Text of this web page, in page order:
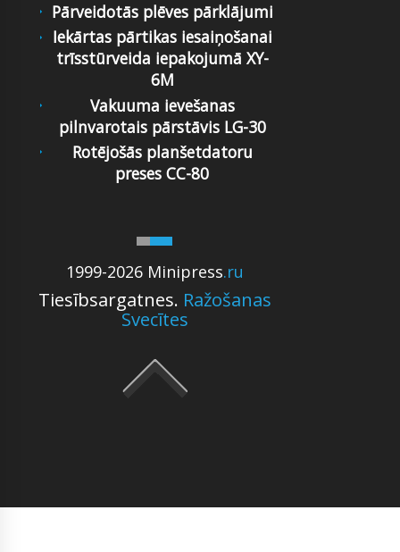
1999-2026 Minipress.ru
Tiesībsargatnes. Ražošanas
Svecītes
Pārveidotās plēves pārklājumi
Iekārtas pārtikas iesaiņošanai
trīsstūrveida iepakojumā XY-
6M
Vakuuma ievešanas
pilnvarotais pārstāvis LG-30
Rotējošās planšetdatoru
preses CC-80